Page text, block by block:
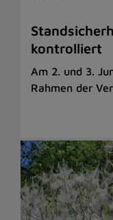
kontrolliert
Am 2. und 3.
Rahmen der